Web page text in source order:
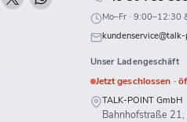
Mo–Fr ·
Unser Ladengeschäft
Jetzt geschlossen ·
TALK-POINT GmbH
Bahnhofstraße